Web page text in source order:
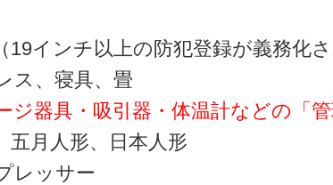
19インチ以上の防犯登録が義務化
ス、寝具、畳
ジ器具・吸引器・体温計などの「管
五月人形、日本人形
レッサー